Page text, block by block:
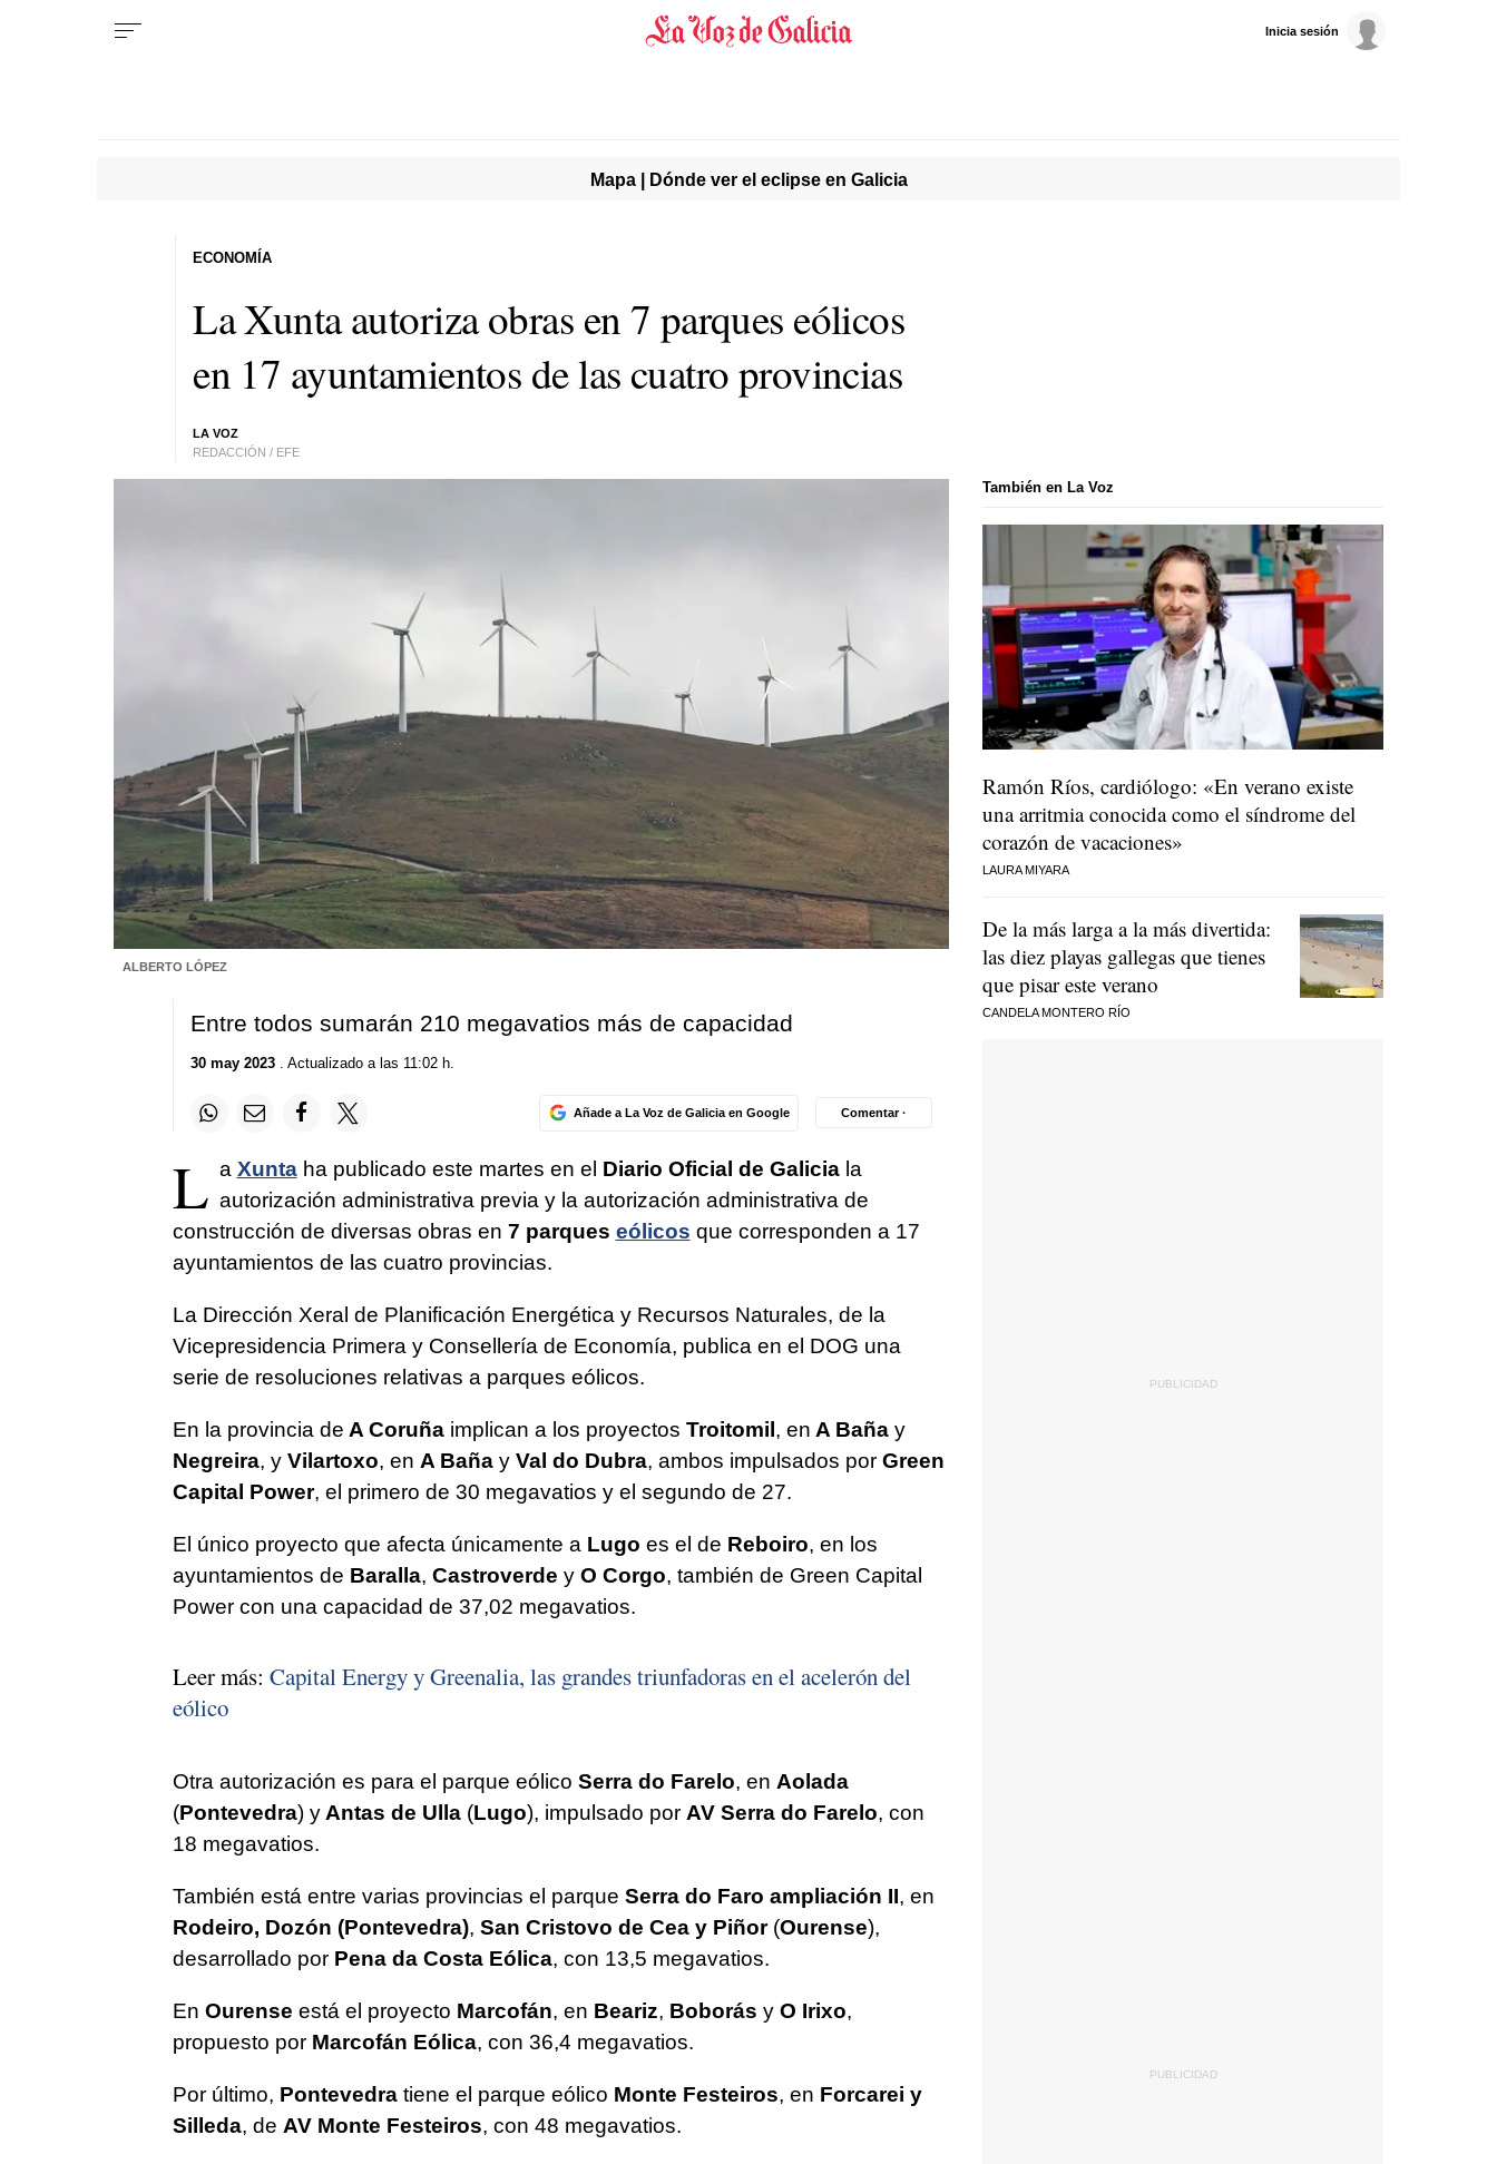
Inicia sesión
Mapa | Dónde ver el eclipse en Galicia
La Xunta autoriza obras en 7 parques eólicos
en 17 ayuntamientos de las cuatro provincias
LA VOZ
REDACCIÓN / EFE
ECONOMÍA
ALBERTO LÓPEZ
Entre todos sumarán 210 megavatios más de capacidad
30 may 2023. Actualizado a las 11:02 h.
Añade a La Voz de Galicia en Google Comentar ·
L a Xuntaha publicado este martes en el Diario Oficial de Galiciala
autorización administrativa previa y la autorización administrativa de
construcción de diversas obras en 7 parques eólicos que corresponden a 17
ayuntamientos de las cuatro provincias.
La Dirección Xeral de Planificación Energética y Recursos Naturales, de la
Vicepresidencia Primera y Consellería de Economía, publica en el DOG una
serie de resoluciones relativas a parques eólicos.
En la provincia de A Coruñaimplican a los proyectos Troitomil, en A Bañay
Negreira, y Vilartoxo, en A Bañay Val do Dubra, ambos impulsados por Green
Capital Power, el primero de 30 megavatios y el segundo de 27.
El único proyecto que afecta únicamente a Lugo es el de Reboiro, en los
ayuntamientos de Baralla, Castroverde y O Corgo, también de Green Capital
Power con una capacidad de 37,02 megavatios.
Leer más: Capital Energy y Greenalia, las grandes triunfadoras en el acelerón del
eólico
Otra autorización es para el parque eólico Serra do Farelo, en Aolada
(Pontevedra) yAntas de Ulla(Lugo), impulsado por AV Serra do Farelo, con
18 megavatios.
También está entre varias provincias el parque Serra do Faro ampliación II, en
Rodeiro, Dozón (Pontevedra), San Cristovo de Cea y Piñor(Ourense),
desarrollado porPena da Costa Eólica, con 13,5 megavatios.
En Ourense está el proyecto Marcofán, en Beariz, Boborás y O Irixo,
propuesto por Marcofán Eólica, con 36,4 megavatios.
Por último, Pontevedratiene el parque eólico Monte Festeiros, en Forcarei y
Silleda, de AV Monte Festeiros, con 48 megavatios.
También en La Voz
Ramón Ríos, cardiólogo: «En verano existe
una arritmia conocida como el síndrome del
corazón de vacaciones»
LAURA MIYARA
De la más larga a la más divertida:
las diez playas gallegas que tienes
que pisar este verano
CANDELA MONTERO RÍO